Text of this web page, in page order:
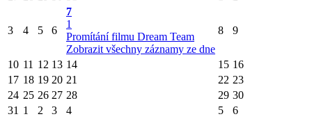
3 4 5 6
7
1
Promítání filmu Dream Team
Zobrazit všechny záznamy ze dne
8 9
10 11 12 13 14 15 16
17 18 19 20 21 22 23
24 25 26 27 28 29 30
31 1 2 3 4 5 6